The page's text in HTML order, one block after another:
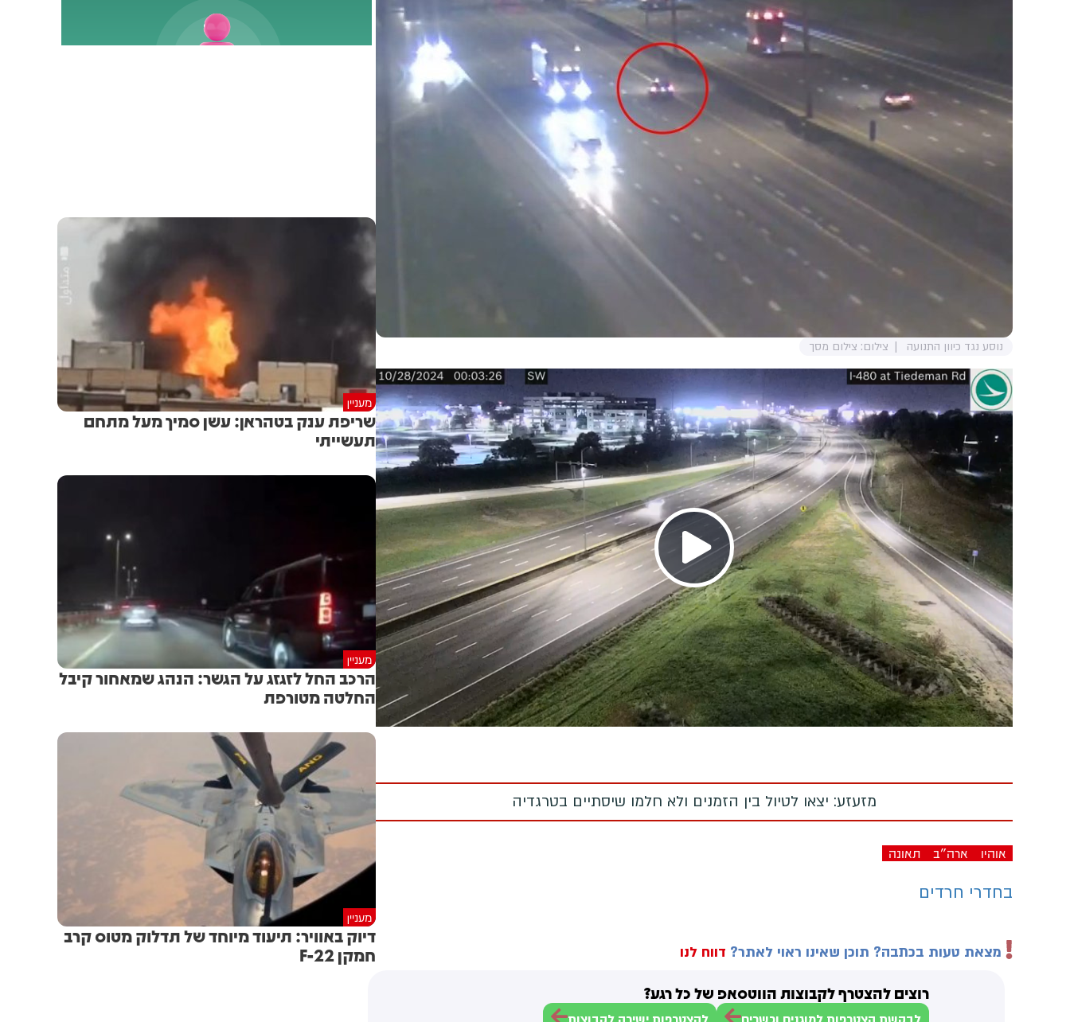
נוסע נגד כיוון התנועה צילום: צילום מסך
Play
Video
מזעזע: יצאו לטיול בין הזמנים ולא חלמו שיסתיים בטרגדיה
אוהיו ארה"ב תאונה
בחדרי חרדים
מצאת טעות בכתבה? תוכן שאינו ראוי לאתר? דווח לנו
רוצים להצטרף לקבוצות הווטסאפ של כל רגע?
מעניין
שריפת ענק בטהראן: עשן סמיך מעל מתחם
תעשייתי
מעניין
הרכב החל לזגזג על הגשר: הנהג שמאחור קיבל
החלטה מטורפת
מעניין
דיוק באוויר: תיעוד מיוחד של תדלוק מטוס קרב
חמקן F-22